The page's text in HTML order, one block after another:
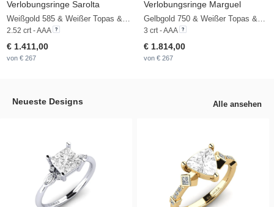
Verlobungsringe Sarolta
2.52 crt - AAA
€ 1.411,00
von € 267
Verlobungsringe Marguel
3 crt - AAA
€ 1.814,00
von € 267
Neueste Designs Alle ansehen